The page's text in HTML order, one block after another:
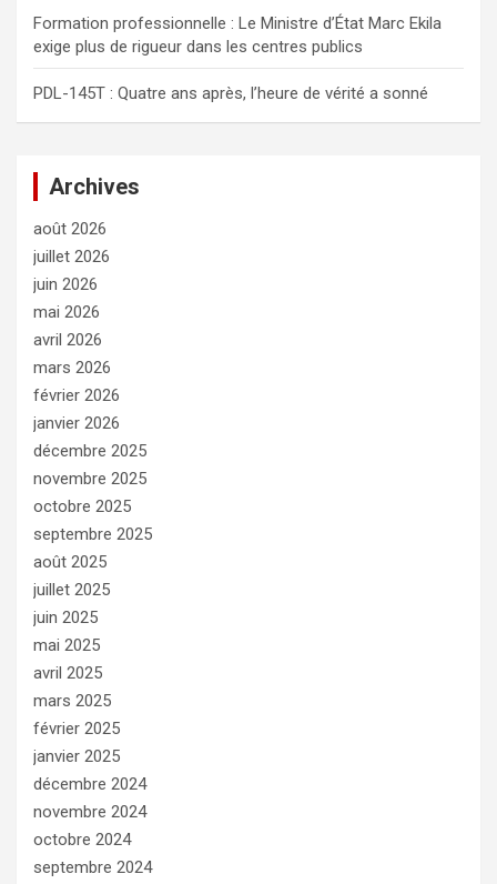
Formation professionnelle : Le Ministre d’État Marc Ekila
exige plus de rigueur dans les centres publics
PDL-145T : Quatre ans après, l’heure de vérité a sonné
Archives
août 2026
juillet 2026
juin 2026
mai 2026
avril 2026
mars 2026
février 2026
janvier 2026
décembre 2025
novembre 2025
octobre 2025
septembre 2025
août 2025
juillet 2025
juin 2025
mai 2025
avril 2025
mars 2025
février 2025
janvier 2025
décembre 2024
novembre 2024
octobre 2024
septembre 2024